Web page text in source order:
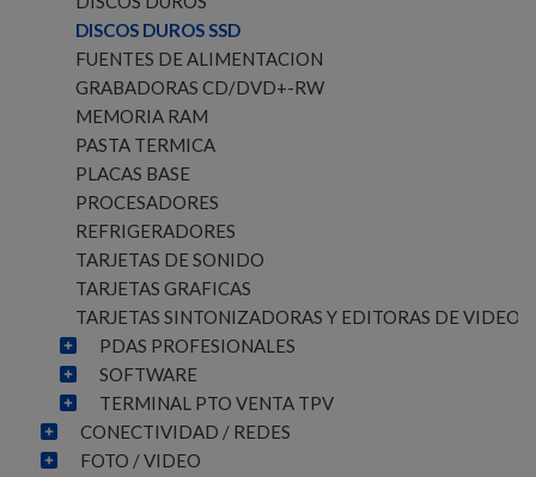
DISCOS DUROS SSD
FUENTES DE ALIMENTACION
GRABADORAS CD/DVD+-RW
MEMORIA RAM
PASTA TERMICA
PLACAS BASE
PROCESADORES
REFRIGERADORES
TARJETAS DE SONIDO
TARJETAS GRAFICAS
TARJETAS SINTONIZADORAS Y EDITORAS DE VIDEO
PDAS PROFESIONALES
SOFTWARE
TERMINAL PTO VENTA TPV
CONECTIVIDAD / REDES
FOTO / VIDEO